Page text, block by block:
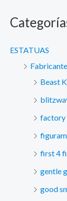
ESTATUAS
Beast
factory
first 4
gentle
good